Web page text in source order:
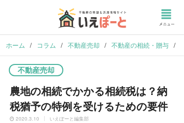
ホーム / コラム / 不動産売却 / 不動産の相続・贈与 /
不動産売却
農地の相続でかかる相続税は？納
税猶予の特例を受けるための要件
2020.3.10 いえぽーと編集部